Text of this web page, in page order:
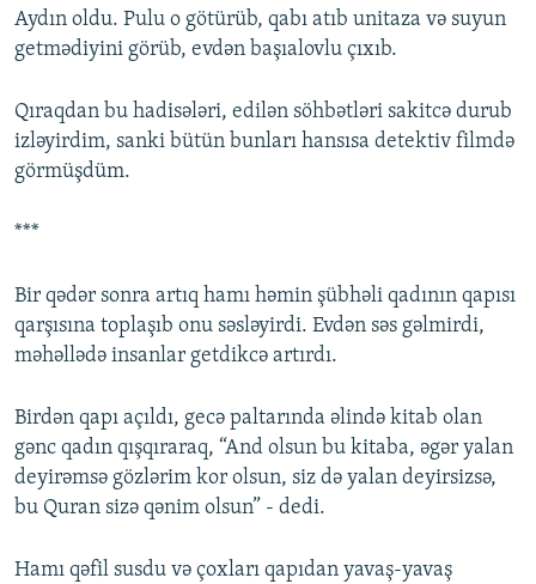
Aydın oldu. Pulu o götürüb, qabı atıb unitaza və suyun
getmədiyini görüb, evdən başıalovlu çıxıb.
Qıraqdan bu hadisələri, edilən söhbətləri sakitcə durub
izləyirdim, sanki bütün bunları hansısa detektiv filmdə
görmüşdüm.
***
Bir qədər sonra artıq hamı həmin şübhəli qadının qapısı
qarşısına toplaşıb onu səsləyirdi. Evdən səs gəlmirdi,
məhəllədə insanlar getdikcə artırdı.
Birdən qapı açıldı, gecə paltarında əlində kitab olan
gənc qadın qışqıraraq, “And olsun bu kitaba, əgər yalan
deyirəmsə gözlərim kor olsun, siz də yalan deyirsizsə,
bu Quran sizə qənim olsun” - dedi.
Hamı qəfil susdu və çoxları qapıdan yavaş-yavaş